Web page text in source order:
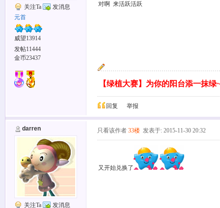
关注Ta
发消息
元首
威望13914
发帖11444
金币23437
对啊 来活跃活跃
【绿植大赛】为你的阳台添一抹
回复 举报
darren
关注Ta
发消息
只看该作者 33楼 发表于: 2015-11-30 20:32
又开始兑换了